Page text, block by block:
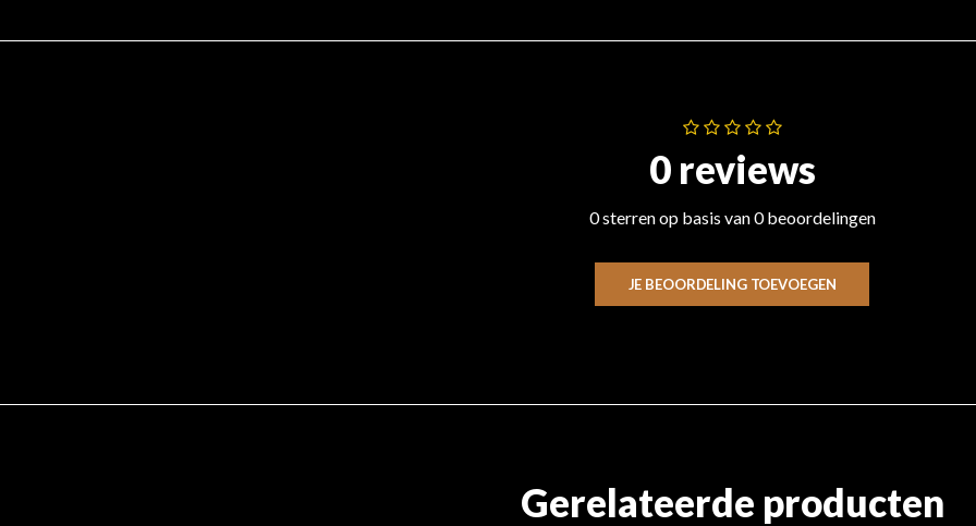
0 reviews
0 sterren op basis van 0 beoordelingen
JE BEOORDELING TOEVOEGEN
Gerelateerde producten